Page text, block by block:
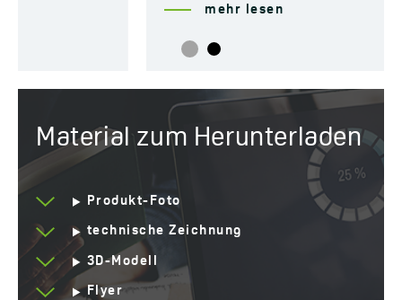
Material zum Herunterladen
Produkt-Foto
technische Zeichnung
3D-Modell
Flyer